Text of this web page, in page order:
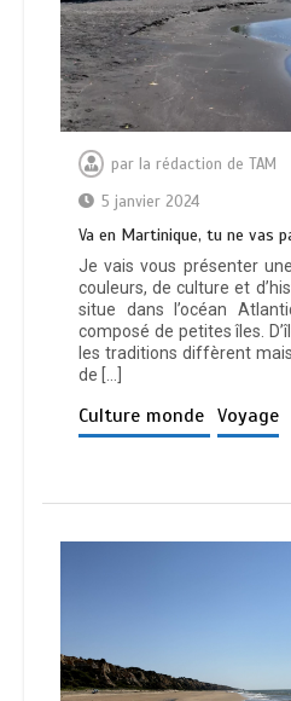
par la rédaction de TAM
5 janvier 2024
Va en Martinique, tu ne vas
Je vais vous présenter
couleurs, de culture et
situe dans l’océan
composé de petites îles.
les traditions diffèrent
de […]
Culture monde Voyage